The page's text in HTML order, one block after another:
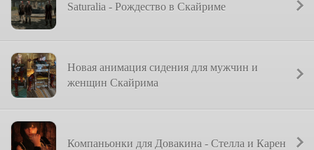
Saturalia - Рождество в Скайриме
Новая анимация сидения для мужчин и
женщин Скайрима
Компаньонки для Довакина - Стелла и Карен